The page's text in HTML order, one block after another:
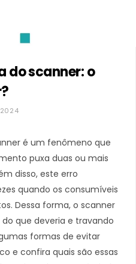
do scanner: o
2024
é um fenômeno que
puxa duas ou mais
disso, este erro
quando os consumíveis
Dessa forma, o scanner
que deveria e travando
formas de evitar
e confira quais são essas